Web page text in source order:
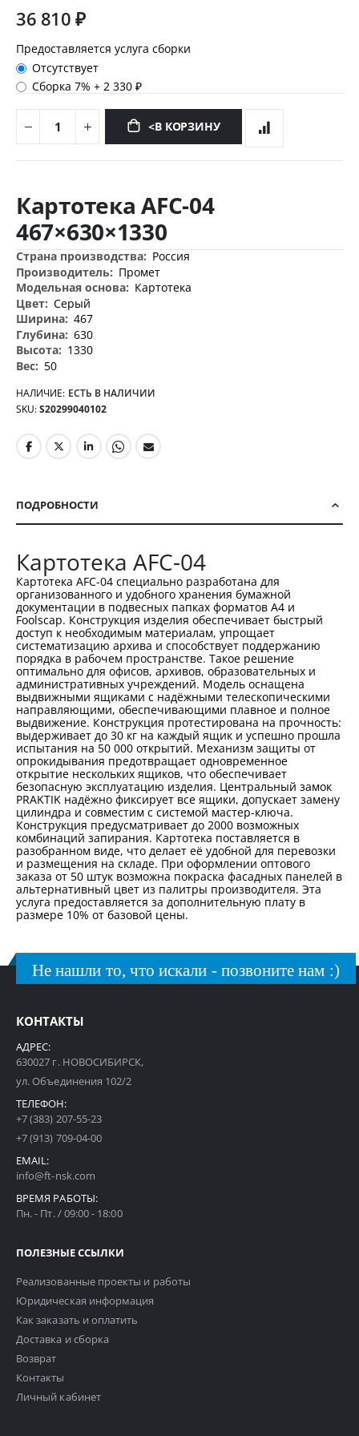
36 810 ₽
Предоставляется услуга сборки
Отсутствует
Сборка 7%+2 330 ₽
<В КОРЗИНУ
к
началу
галереи
изображений
Картотека AFC-04
467×630×1330
Дополнительная
информация
Россия
Промет
Картотека
Серый
467
630
1330
50
НАЛИЧИЕ: ЕСТЬ В НАЛИЧИИ
SKU S20299040102
ПОДРОБНОСТИ
Картотека AFC-04
Картотека AFC-04 специально разработана для
организованного и удобного хранения бумажной
документации в подвесных папках форматов A4 и
Foolscap. Конструкция изделия обеспечивает быстрый
доступ к необходимым материалам, упрощает
систематизацию архива и способствует поддержанию
порядка в рабочем пространстве. Такое решение
оптимально для офисов, архивов, образовательных и
административных учреждений. Модель оснащена
выдвижными ящиками с надёжными телескопическими
направляющими, обеспечивающими плавное и полное
выдвижение. Конструкция протестирована на прочность:
выдерживает до 30 кг на каждый ящик и успешно прошла
испытания на 50 000 открытий. Механизм защиты от
опрокидывания предотвращает одновременное
открытие нескольких ящиков, что обеспечивает
безопасную эксплуатацию изделия. Центральный замок
PRAKTIK надёжно фиксирует все ящики, допускает замену
цилиндра и совместим с системой мастер-ключа.
Конструкция предусматривает до 2000 возможных
комбинаций запирания. Картотека поставляется в
разобранном виде, что делает её удобной для перевозки
и размещения на складе. При оформлении оптового
заказа от 50 штук возможна покраска фасадных панелей в
альтернативный цвет из палитры производителя. Эта
услуга предоставляется за дополнительную плату в
размере 10% от базовой цены.
Не нашли то, что искали - позвоните нам :)
КОНТАКТЫ
АДРЕС:
630027 г. НОВОСИБИРСК,
ул. Объединения 102/2
ТЕЛЕФОН:
+7 (383) 207-55-23
+7 (913) 709-04-00
EMAIL:
info@ft-nsk.com
ВРЕМЯ РАБОТЫ:
Пн. - Пт. / 09:00 - 18:00
ПОЛЕЗНЫЕ ССЫЛКИ
Реализованные проекты и работы
Юридическая информация
Как заказать и оплатить
Доставка и сборка
Возврат
Контакты
Личный кабинет